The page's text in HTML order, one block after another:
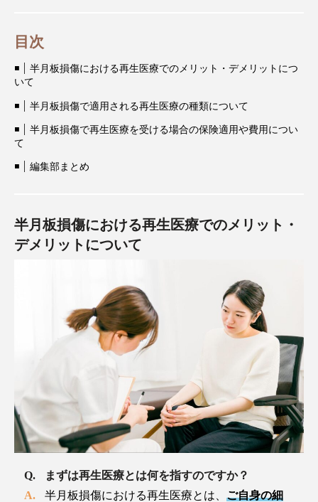
目次
半月板損傷における再生医療でのメリット・デメリットにつ
いて
半月板損傷で適用される再生医療の種類について
半月板損傷で再生医療を受ける場合の保険適用や費用につい
て
編集部まとめ
半月板損傷における再生医療でのメリット・
デメリットについて
まずは再生医療とは何を指すのですか？
半月板損傷における再生医療とは、 ご自身の細